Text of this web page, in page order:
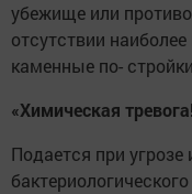
убежище или
отсутствии
каменные по-
«Химическая
Подается при